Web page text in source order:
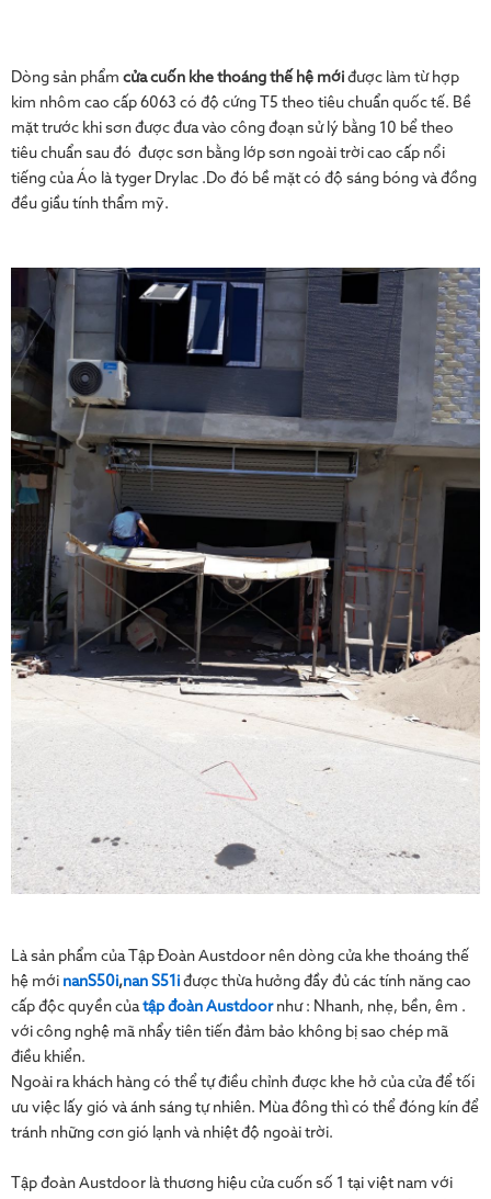
Dòng sản phẩm cửa cuốn khe thoáng thế hệ mới được làm từ hợp
kim nhôm cao cấp 6063 có độ cứng T5 theo tiêu chuẩn quốc tế. Bề
mặt trước khi sơn được đưa vào công đoạn sử lý bằng 10 bể theo
tiêu chuẩn sau đó được sơn bằng lớp sơn ngoài trời cao cấp nổi
tiếng của Áo là tyger Drylac .Do đó bề mặt có độ sáng bóng và đồng
đều giầu tính thẩm mỹ.
Là sản phẩm của Tập Đoàn Austdoor nên dòng cửa khe thoáng thế
hệ mới nanS50i,nan S51i được thừa hưởng đầy đủ các tính năng cao
cấp độc quyền của tập đoàn Austdoornhư : Nhanh, nhẹ, bền, êm .
với công nghệ mã nhẩy tiên tiến đảm bảo không bị sao chép mã
điều khiển.
Ngoài ra khách hàng có thể tự điều chỉnh được khe hở của cửa để tối
ưu việc lấy gió và ánh sáng tự nhiên. Mùa đông thì có thể đóng kín để
tránh những cơn gió lạnh và nhiệt độ ngoài trời.
Tập đoàn Austdoor là thương hiệu cửa cuốn số 1 tại việt nam với